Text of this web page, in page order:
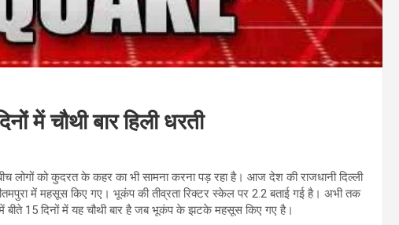
में चौथी बार हिली धरती
लोगों को कुदरत के कहर का भी सामना करना पड़ रहा है। आज देश की राजधानी दिल्ली
में महसूस किए गए। भूकंप की तीव्रता रिक्टर स्केल पर 2.2 बताई गई है। अभी तक
15 दिनों में यह चौथी बार है जब भूकंप के झटके महसूस किए गए है।